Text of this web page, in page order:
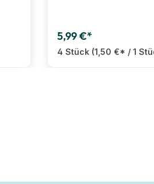
5,99 €*
4 Stück (1,50 €* / 1